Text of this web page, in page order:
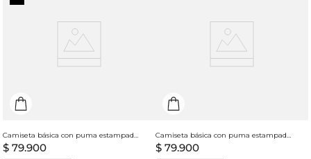
Camiseta básica con puma estampado para mujer
$ 79.900
Camiseta básica con puma estampado para mujer
$ 79.900